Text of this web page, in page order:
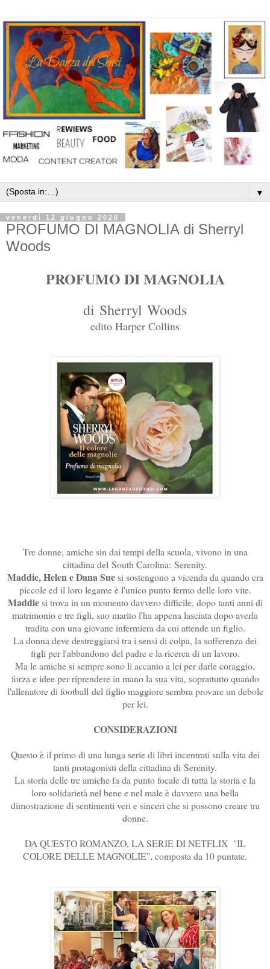
▼
venerdì 12 giugno 2020
PROFUMO DI MAGNOLIA di Sherryl
Woods
PROFUMO DI MAGNOLIA
di Sherryl Woods
edito Harper Collins
Tre donne, amiche sin dai tempi della scuola, vivono in una
cittadina del South Carolina: Serenity.
Maddie, Helen e Dana Suesi sostengono a vicenda da quando era
piccole ed il loro legame è l'unico punto fermo delle loro vite.
Maddiesi trova in un momento davvero difficile, dopo tanti anni di
matrimonio e tre figli, suo marito l'ha appena lasciata dopo averla
tradita con una giovane infermiera da cui attende un figlio.
La donna deve destreggiarsi tra i sensi di colpa, la sofferenza dei
figli per l'abbandono del padre e la ricerca di un lavoro.
Ma le amiche si sempre sono li accanto a lei per darle coraggio,
forza e idee per riprendere in mano la sua vita, soprattutto quando
l'allenatore di football del figlio maggiore sembra provare un debole
per lei.
CONSIDERAZIONI
Questo è il primo di una lunga serie di libri incentrati sulla vita dei
tanti protagonisti della cittadina di Serenity.
La storia delle tre amiche fa da punto focale di tutta la storia e la
loro solidarietà nel bene enel male è davvero una bella
dimostrazione di sentimenti veri e sinceri che si possono creare tra
donne.
DA QUESTO ROMANZO, LA SERIE DI NETFLIX "IL
COLORE DELLE MAGNOLIE", composta da 10 puntate.